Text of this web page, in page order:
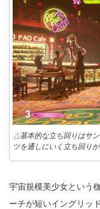
△基本的な立ち回りはサ
ツを通しにいく立ち回りが
宇宙規模美少女という
ーチが短いイングリッ